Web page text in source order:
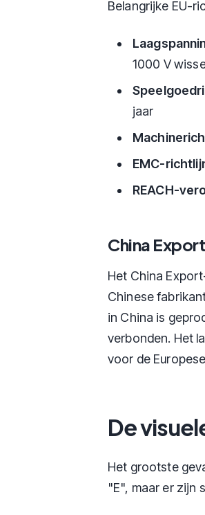
Belangrijke EU-
1000 V
jaar
EMC-
REACH-
China
Het China
Chinese
in China is
verbonden. Het
voor de
De
Het grootste
"E", maar er zijn